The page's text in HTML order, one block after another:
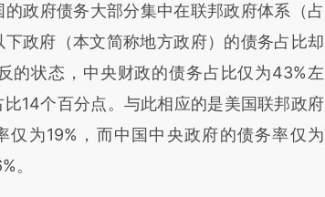
府债务大部分集中在联邦政府体系（占
政府（本文简称地方政府）的债务占比却
的状态，中央财政的债务占比仅为43%左
14个百分点。与此相应的是美国联邦政府
为19%，而中国中央政府的债务率仅为
。